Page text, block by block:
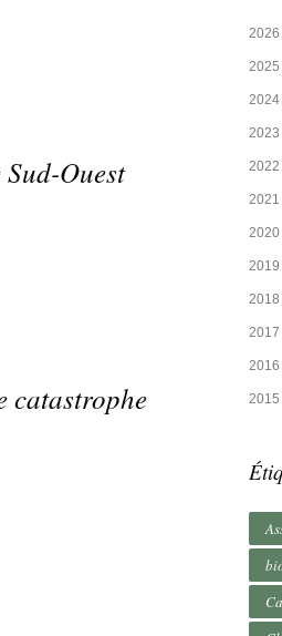
Ouest
catastrophe
2026
2025
2024
2023
2022
2021
2020
2019
2018
2017
2016
2015